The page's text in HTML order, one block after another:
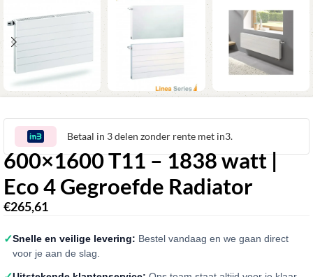
Betaal in 3 delen zonder rente met in3.
600×1600 T11 – 1838 watt |
Eco 4 Gegroefde Radiator
€265,61
✓Snelle en veilige levering: Bestel vandaag en we gaan direct
voor je aan de slag.